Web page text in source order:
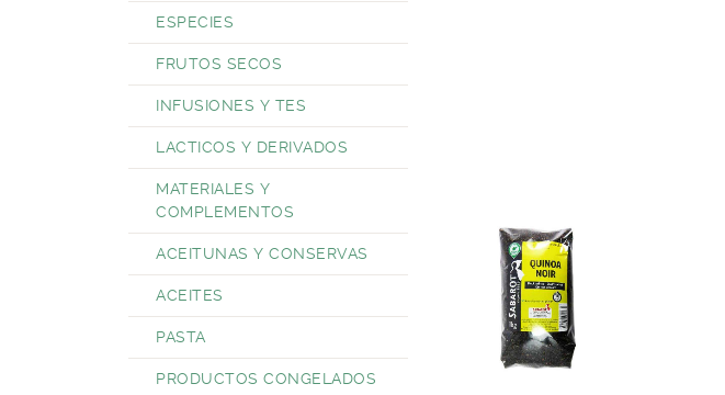
ESPECIES
FRUTOS SECOS
INFUSIONES Y TES
LACTICOS Y DERIVADOS
MATERIALES Y
COMPLEMENTOS
ACEITUNAS Y CONSERVAS
ACEITES
PASTA
PRODUCTOS CONGELADOS